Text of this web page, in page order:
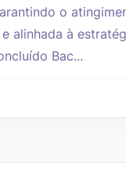
o
alinhada à
Bac...